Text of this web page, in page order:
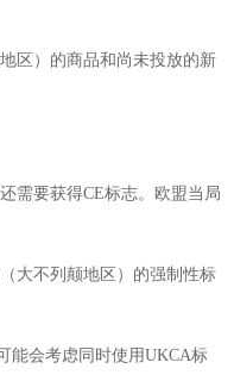
区）的商品和尚未投放的新
需要获得CE标志。欧盟当局
大不列颠地区）的强制性标
能会考虑同时使用UKCA标